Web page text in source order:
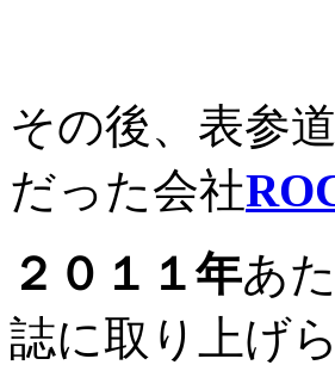
その後、表参
だった会社
２０１１年あ
誌に取り上げ